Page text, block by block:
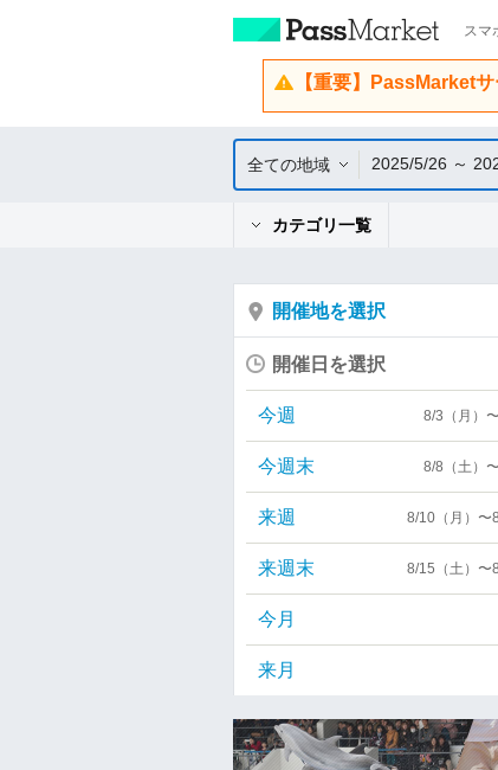
スマ
【重要】PassMarket
全ての地域 2025/5/26 ～
カテゴリ一覧
開催地を選択
開催日を選択
今週 8/3（月）
今週末 8/8（土）
来週 8/10（月）〜
来週末 8/15（土）〜
今月
来月